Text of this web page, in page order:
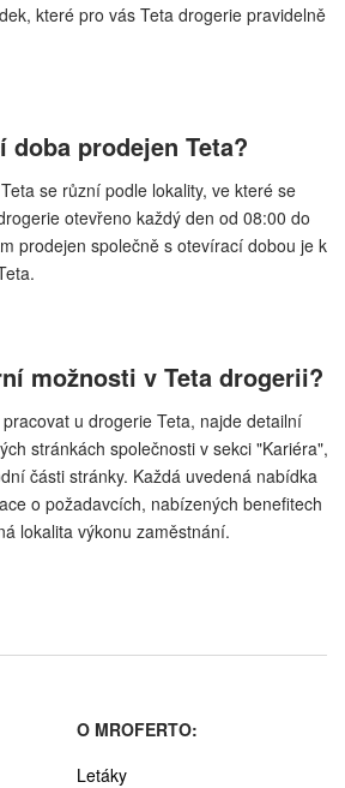
které pro vás Teta drogerie pravidelně
doba prodejen Teta?
se různí podle lokality, ve které se
otevřeno každý den od 08:00 do
prodejen společně s otevírací dobou je k
možnosti v Teta drogerii?
u drogerie Teta, najde detailní
stránkách společnosti v sekci "Kariéra",
části stránky. Každá uvedená nabídka
o požadavcích, nabízených benefitech
lokalita výkonu zaměstnání.
O MROFERTO:
Letáky